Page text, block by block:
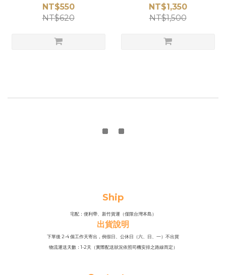
NT$550
NT$620
NT$1,350
NT$1,500
Ship
宅配：便利帶、新竹貨運（僅限台灣本島）
出貨說明
下單後 2-4 個工作天寄出，例假日、公休日（六、日、一）不出貨
物流運送天數：1-2天（實際配送狀況依照司機安排之路線而定）